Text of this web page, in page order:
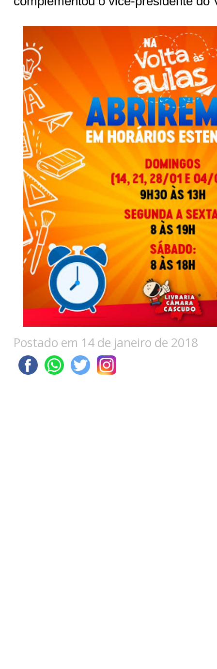
Postado em 14 de janeiro de 2018